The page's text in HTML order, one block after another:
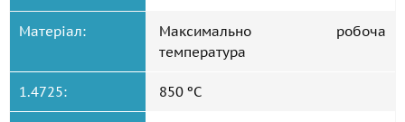
Матеріал:
Максимально робоча
температура
1.4725: 850 ºС